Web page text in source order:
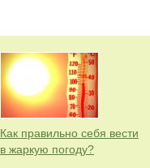
Как правильно себя вести
в жаркую погоду?